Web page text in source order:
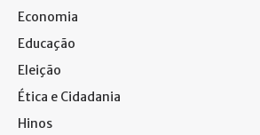
Economia
Educação
Eleição
Ética e Cidadania
Hinos